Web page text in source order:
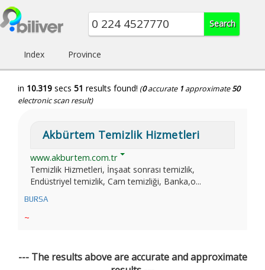
Index Province
in 10.319 secs 51 results found! (0accurate 1 approximate50
electronic scan result)
Akbürtem Temizlik Hizmetleri
www.akburtem.com.tr
Temizlik Hizmetleri, İnşaat sonrası temizlik,
Endüstriyel temizlik, Cam temizliği, Banka,o...
BURSA
~
--- The results above are accurate and approximate